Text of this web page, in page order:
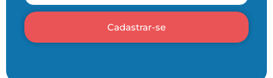
Cadastrar-se